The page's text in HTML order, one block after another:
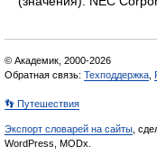
© Академик, 2000-2026
Обратная связь: Техподдержка
👣 Путешествия
Экспорт словарей на сайты ,
WordPress, MODx.